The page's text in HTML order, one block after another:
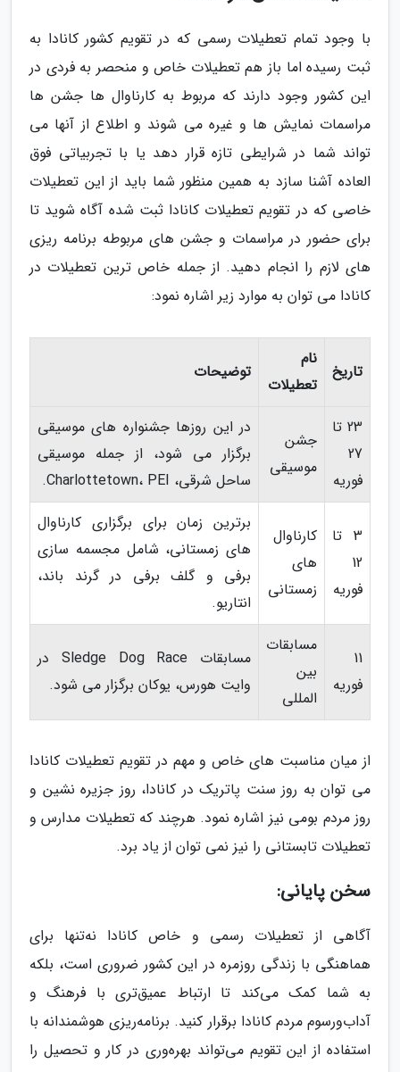
با وجود تمام تعطیلات رسمی که در تقویم کشور کانادا به
ثبت رسیده اما باز هم تعطیلات خاص و منحصر به فردی در
این کشور وجود دارند که مربوط به کارناوال ها جشن ها
مراسمات نمایش ها و غیره می شوند و اطلاع از آنها می
تواند شما در شرایطی تازه قرار دهد یا با تجربیاتی فوق
العاده آشنا سازد به همین منظور شما باید از این تعطیلات
خاصی که در تقویم تعطیلات کانادا ثبت شده آگاه شوید تا
برای حضور در مراسمات و جشن های مربوطه برنامه ریزی
های لازم را انجام دهید. از جمله خاص ترین تعطیلات در
کانادا می توان به موارد زیر اشاره نمود:
تاریخ
نام
تعطیلات
توضیحات
23 تا
27
فوریه
جشن
موسیقی
در این روزها جشنواره های موسیقی
برگزار می شود، از جمله موسیقی
ساحل شرقی، Charlottetown، PEI.
3 تا
12
فوریه
کارناوال
های
زمستانی
برترین زمان برای برگزاری کارناوال
های زمستانی، شامل مجسمه سازی
برفی و گلف برفی در گرند باند،
انتاریو.
11
فوریه
مسابقات
بین
المللی
مسابقات Sledge Dog Race در
وایت هورس، یوکان برگزار می شود.
از میان مناسبت های خاص و مهم در تقویم تعطیلات کانادا
می توان به روز سنت پاتریک در کانادا، روز جزیره نشین و
روز مردم بومی نیز اشاره نمود. هرچند که تعطیلات مدارس و
تعطیلات تابستانی را نیز نمی توان از یاد برد.
سخن پایانی:
آگاهی از تعطیلات رسمی و خاص کانادا نه‌تنها برای
هماهنگی با زندگی روزمره در این کشور ضروری است، بلکه
به شما کمک می‌کند تا ارتباط عمیق‌تری با فرهنگ و
آداب‌ورسوم مردم کانادا برقرار کنید. برنامه‌ریزی هوشمندانه با
استفاده از این تقویم می‌تواند بهره‌وری در کار و تحصیل را